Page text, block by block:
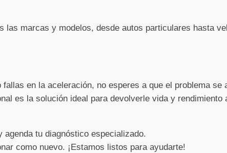
las marcas y modelos, desde autos particulares hasta
fallas en la aceleración, no esperes a que el problema se
es la solución ideal para devolverle vida y rendimiento
agenda tu diagnóstico especializado.
como nuevo. ¡Estamos listos para ayudarte!